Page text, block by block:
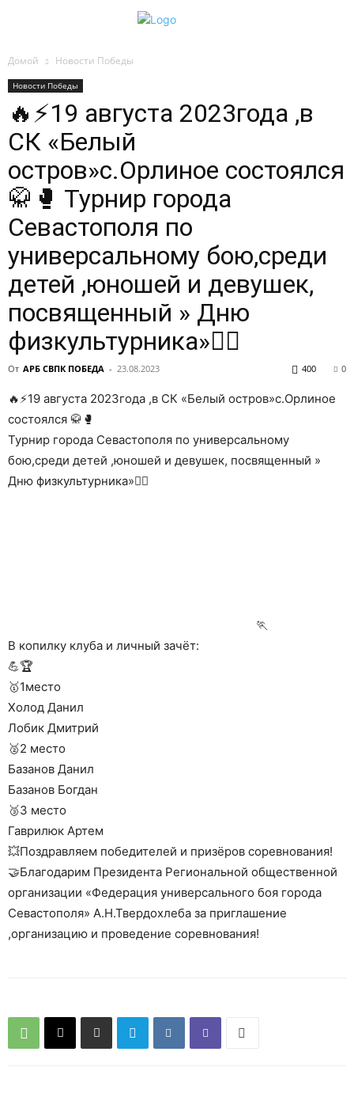
Домой Новости Победы
Новости Победы
🔥⚡19 августа 2023года ,в
СК «Белый
остров»с.Орлиное состоялся
🥋🥊 Турнир города
Севастополя по
универсальному бою,среди
детей ,юношей и девушек,
посвященный » Дню
физкультурника»🤼‍♂️
От АРБ СВПК ПОБЕДА - 23.08.2023 0
400
🔥⚡19 августа 2023года ,в СК «Белый остров»с.Орлиное
состоялся 🥋🥊
Турнир города Севастополя по универсальному
бою,среди детей ,юношей и девушек, посвященный »
Дню физкультурника»🤼‍♂️
🏃
В копилку клуба и личный зачёт:
💪🏆
🥇1место
Холод Данил
Лобик Дмитрий
🥈2 место
Базанов Данил
Базанов Богдан
🥉3 место
Гаврилюк Артем
💥Поздравляем победителей и призёров соревнования!
🤝Благодарим Президента Региональной общественной
организации «Федерация универсального боя города
Севастополя» А.Н.Твердохлеба за приглашение
,организацию и проведение соревнования!